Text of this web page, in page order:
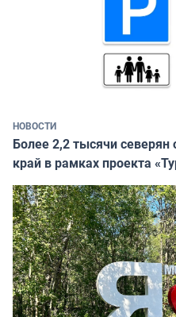
НОВОСТИ
Более 2,2 тысячи
край в рамках проекта